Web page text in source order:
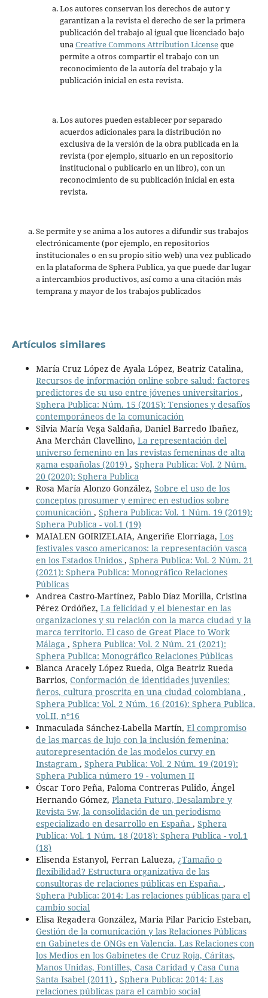
Los autores conservan los derechos de autor y
garantizan a la revista el derecho de ser la primera
publicación del trabajo al igual que licenciado bajo
unaCreative Commons Attribution Licenseque
permite a otros compartir el trabajo con un
reconocimiento de la autoría del trabajo y la
publicación inicial en esta revista.
Los autores pueden establecer por separado
acuerdos adicionales para la distribución no
exclusiva de la versión de la obra publicada en la
revista (por ejemplo, situarlo en un repositorio
institucional o publicarlo en un libro), con un
reconocimiento de su publicación inicial en esta
revista.
Se permite y se anima a los autores a difundir sus trabajos
electrónicamente (por ejemplo, en repositorios
institucionales o en su propio sitio web) una vez publicado
en la plataforma de Sphera Publica, ya que puede dar lugar
a intercambios productivos, así como a una citación más
temprana y mayor de los trabajos publicados
Artículos similares
María Cruz López de Ayala López, Beatriz Catalina,
Recursos de información online sobre salud: factores
predictores de su uso entre jóvenes universitarios ,
Sphera Publica: Núm. 15 (2015): Tensiones y desafíos
contemporáneos de la comunicación
Silvia María Vega Saldaña, Daniel Barredo Ibañez,
Ana Merchán Clavellino, La representación del
universo femenino en las revistas femeninas de alta
gama españolas (2019) , Sphera Publica: Vol. 2 Núm.
20 (2020): Sphera Publica
Rosa María Alonzo González, Sobre el uso de los
conceptos prosumer y emirec en estudios sobre
comunicación , Sphera Publica: Vol. 1 Núm. 19 (2019):
Sphera Publica - vol.1 (19)
MAIALEN GOIRIZELAIA, Angeriñe Elorriaga, Los
festivales vasco americanos: la representación vasca
en los Estados Unidos , Sphera Publica: Vol. 2 Núm. 21
(2021): Sphera Publica: Monográfico Relaciones
Públicas
Andrea Castro-Martínez, Pablo Díaz Morilla, Cristina
Pérez Ordóñez, La felicidad y el bienestar en las
organizaciones y su relación con la marca ciudad y la
marca territorio. El caso de Great Place to Work
Málaga , Sphera Publica: Vol. 2 Núm. 21 (2021):
Sphera Publica: Monográfico Relaciones Públicas
Blanca Aracely López Rueda, Olga Beatriz Rueda
Barrios, Conformación de identidades juveniles:
ñeros, cultura proscrita en una ciudad colombiana ,
Sphera Publica: Vol. 2 Núm. 16 (2016): Sphera Publica,
vol.II, nº16
Inmaculada Sánchez-Labella Martín, El compromiso
de las marcas de lujo con la inclusión femenina:
autorepresentación de las modelos curvy en
Instagram , Sphera Publica: Vol. 2 Núm. 19 (2019):
Sphera Publica número 19 - volumen II
Óscar Toro Peña, Paloma Contreras Pulido, Ángel
Hernando Gómez, Planeta Futuro, Desalambre y
Revista 5w, la consolidación de un periodismo
especializado en desarrollo en España , Sphera
Publica: Vol. 1 Núm. 18 (2018): Sphera Publica - vol.1
(18)
Elisenda Estanyol, Ferran Lalueza, ¿Tamaño o
flexibilidad? Estructura organizativa de las
consultoras de relaciones públicas en España. ,
Sphera Publica: 2014: Las relaciones públicas para el
cambio social
Elisa Regadera González, Maria Pilar Paricio Esteban,
Gestión de la comunicación y las Relaciones Públicas
en Gabinetes de ONGs en Valencia. Las Relaciones con
los Medios en los Gabinetes de Cruz Roja, Cáritas,
Manos Unidas, Fontilles, Casa Caridad y Casa Cuna
Santa Isabel (2011) , Sphera Publica: 2014: Las
relaciones públicas para el cambio social